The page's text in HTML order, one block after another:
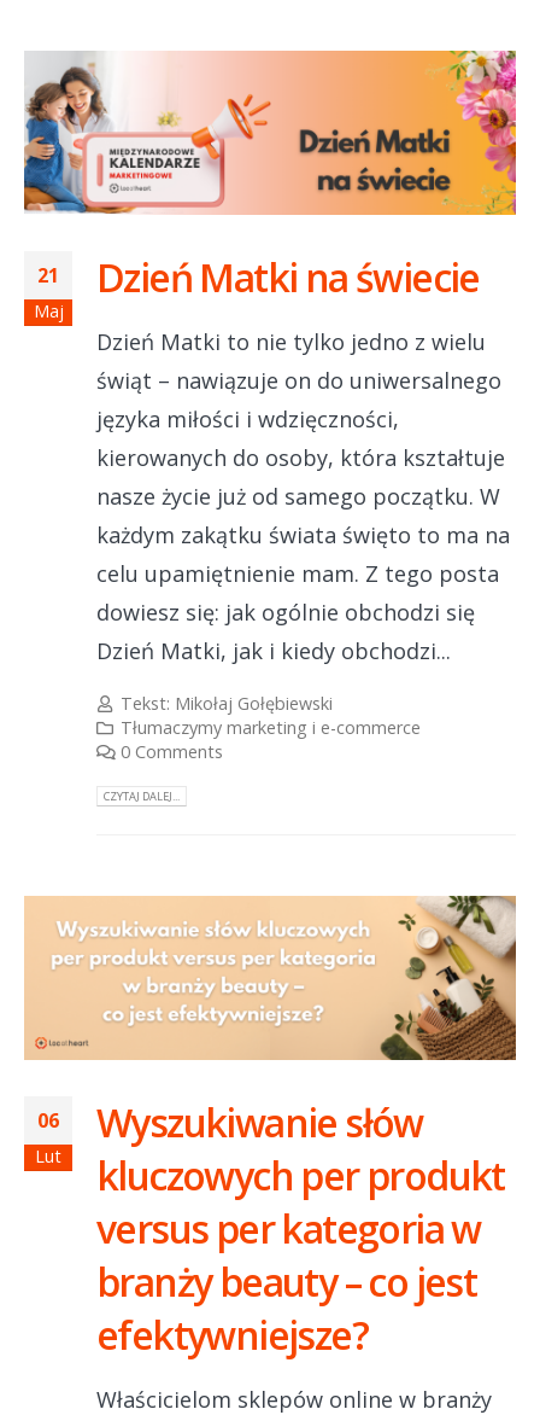
21
Maj
Dzień Matki na świecie
Dzień Matki to nie tylko jedno z wielu
świąt – nawiązuje on do uniwersalnego
języka miłości i wdzięczności,
kierowanych do osoby, która kształtuje
nasze życie już od samego początku. W
każdym zakątku świata święto to ma na
celu upamiętnienie mam. Z tego posta
dowiesz się: jak ogólnie obchodzi się
Dzień Matki, jak i kiedy obchodzi...
Tekst: Mikołaj Gołębiewski
Tłumaczymy marketing i e-commerce
0 Comments
CZYTAJ DALEJ...
06
Lut
Wyszukiwanie słów
kluczowych per produkt
versus per kategoria w
branży beauty – co jest
efektywniejsze?
Właścicielom sklepów online w branży